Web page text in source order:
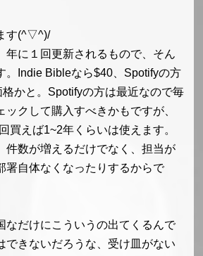
す(^▽^)/
年に１回更新されるもので、そん
。Indie Bibleなら$40、Spotifyの方
かと。Spotifyの方は最近なので毎
ックして購入すべきかもですが、
買えば1~2年くらいは使えます。
件数が増えるだけでなく、担当が
署自体なくなったりするからで
なだけにこういうの出てくるんで
できないだろうな、受け皿がない